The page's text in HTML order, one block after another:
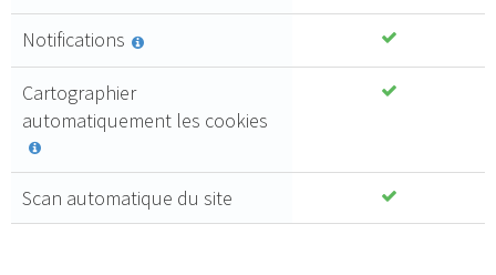
toutes les
normes de
conformité
les plus
élevées.
100 %
conforme au
RGPD
ACHETER
Notifications
Cartographier
automatiquement les cookies
Scan automatique du site